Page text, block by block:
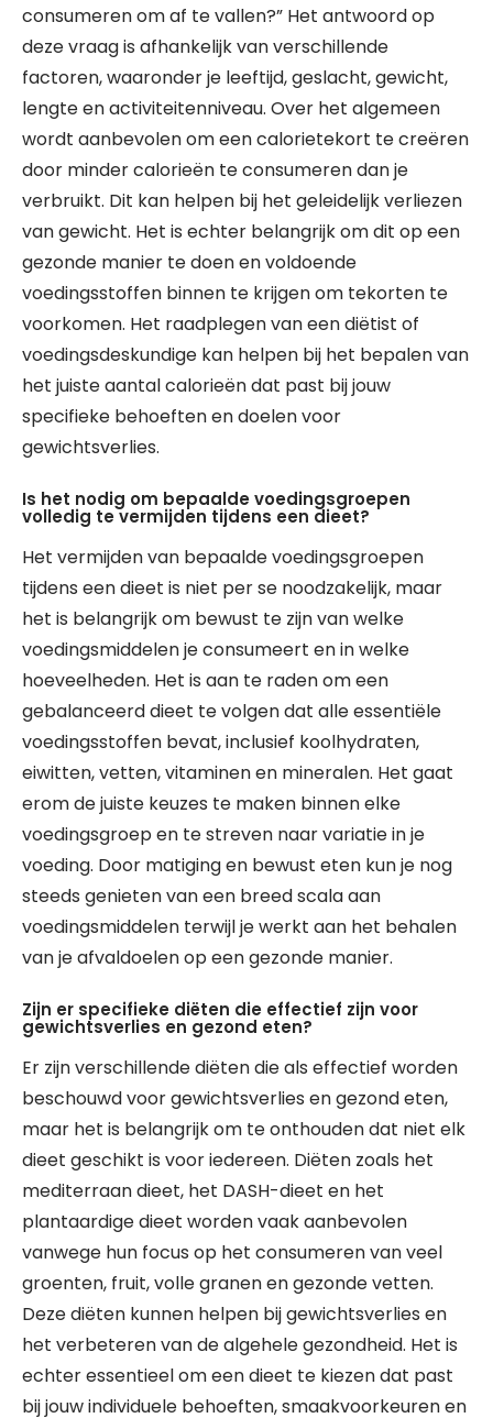
consumeren om af te vallen?” Het antwoord op
deze vraag is afhankelijk van verschillende
factoren, waaronder je leeftijd, geslacht, gewicht,
lengte en activiteitenniveau. Over het algemeen
wordt aanbevolen om een calorietekort te creëren
door minder calorieën te consumeren dan je
verbruikt. Dit kan helpen bij het geleidelijk verliezen
van gewicht. Het is echter belangrijk om dit op een
gezonde manier te doen en voldoende
voedingsstoffen binnen te krijgen om tekorten te
voorkomen. Het raadplegen van een diëtist of
voedingsdeskundige kan helpen bij het bepalen van
het juiste aantal calorieën dat past bij jouw
specifieke behoeften en doelen voor
gewichtsverlies.
Is het nodig om bepaalde voedingsgroepen
volledig te vermijden tijdens een dieet?
Het vermijden van bepaalde voedingsgroepen
tijdens een dieet is niet per se noodzakelijk, maar
het is belangrijk om bewust te zijn van welke
voedingsmiddelen je consumeert en in welke
hoeveelheden. Het is aan te raden om een
gebalanceerd dieet te volgen dat alle essentiële
voedingsstoffen bevat, inclusief koolhydraten,
eiwitten, vetten, vitaminen en mineralen. Het gaat
erom de juiste keuzes te maken binnen elke
voedingsgroep en te streven naar variatie in je
voeding. Door matiging en bewust eten kun je nog
steeds genieten van een breed scala aan
voedingsmiddelen terwijl je werkt aan het behalen
van je afvaldoelen op een gezonde manier.
Zijn er specifieke diëten die effectief zijn voor
gewichtsverlies en gezond eten?
Er zijn verschillende diëten die als effectief worden
beschouwd voor gewichtsverlies en gezond eten,
maar het is belangrijk om te onthouden dat niet elk
dieet geschikt is voor iedereen. Diëten zoals het
mediterraan dieet, het DASH-dieet en het
plantaardige dieet worden vaak aanbevolen
vanwege hun focus op het consumeren van veel
groenten, fruit, volle granen en gezonde vetten.
Deze diëten kunnen helpen bij gewichtsverlies en
het verbeteren van de algehele gezondheid. Het is
echter essentieel om een dieet te kiezen dat past
bij jouw individuele behoeften, smaakvoorkeuren en